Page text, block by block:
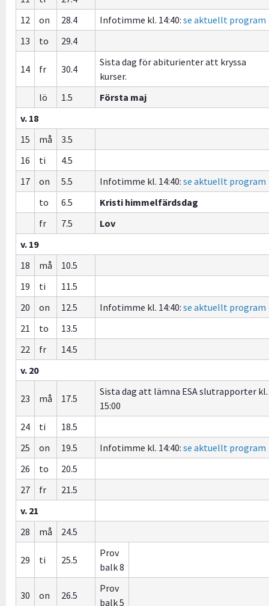
12
on 28.4 Infotimme kl. 14:40: se aktuellt program
13
to 29.4
14 fr 30.4
Sista dag för abiturienter att kryssa
kurser.
lö
1.5
Första maj
v. 18
15
må
3.5
16
ti
4.5
17
on 5.5 Infotimme kl. 14:40: se aktuellt program
to
6.5
Kristi himmelfärdsdag
fr
7.5
Lov
v. 19
18
må
10.5
19
ti
11.5
20
on 12.5 Infotimme kl. 14:40: se aktuellt program
21
to
13.5
22
fr
14.5
v. 20
23 må 17.5
Sista dag att lämna ESA slutrapporter kl.
15:00
24
ti
18.5
25
on 19.5 Infotimme kl. 14:40: se aktuellt program
26
to
20.5
27
fr
21.5
v. 21
28
må 24.5
29 ti 25.5
Prov
balk 8
30 on 26.5
Prov
balk 5